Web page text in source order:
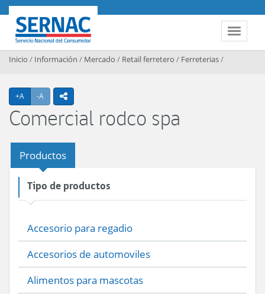
Contenido principal
Toggle
SERNAC
Inicio / Información / Mercado / Retail ferretero / Ferreterias/
+A Agrandar texto
-A Achicar textoicono compartir
Comercial rodco spa
Productos
Tipo de productos
Accesorio para regadio
Accesorios de automoviles
Alimentos para mascotas